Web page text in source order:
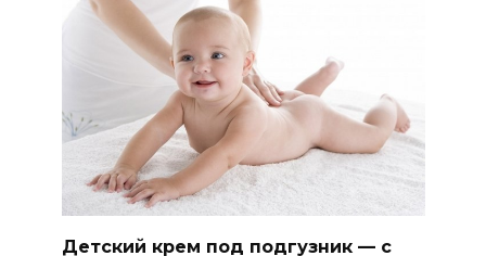
Детский крем под подгузник — с